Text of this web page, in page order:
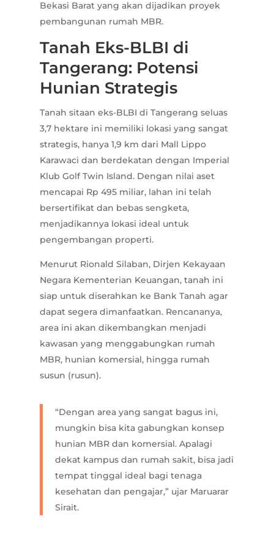
Bekasi Barat yang akan dijadikan proyek
pembangunan rumah MBR.
Tanah Eks-BLBI di
Tangerang: Potensi
Hunian Strategis
Tanah sitaan eks-BLBI di Tangerang seluas
3,7 hektare ini memiliki lokasi yang sangat
strategis, hanya 1,9 km dari Mall Lippo
Karawaci dan berdekatan dengan Imperial
Klub Golf Twin Island. Dengan nilai aset
mencapai Rp 495 miliar, lahan ini telah
bersertifikat dan bebas sengketa,
menjadikannya lokasi ideal untuk
pengembangan properti.
Menurut Rionald Silaban, Dirjen Kekayaan
Negara Kementerian Keuangan, tanah ini
siap untuk diserahkan ke Bank Tanah agar
dapat segera dimanfaatkan. Rencananya,
area ini akan dikembangkan menjadi
kawasan yang menggabungkan rumah
MBR, hunian komersial, hingga rumah
susun (rusun).
“Dengan area yang sangat bagus ini,
mungkin bisa kita gabungkan konsep
hunian MBR dan komersial. Apalagi
dekat kampus dan rumah sakit, bisa jadi
tempat tinggal ideal bagi tenaga
kesehatan dan pengajar,” ujar Maruarar
Sirait.